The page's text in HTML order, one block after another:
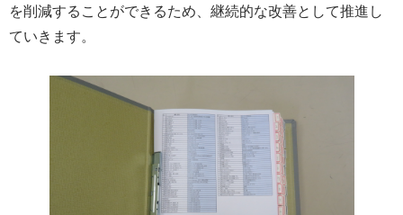
を削減することができるため、継続的な改善として推進し
ていきます。